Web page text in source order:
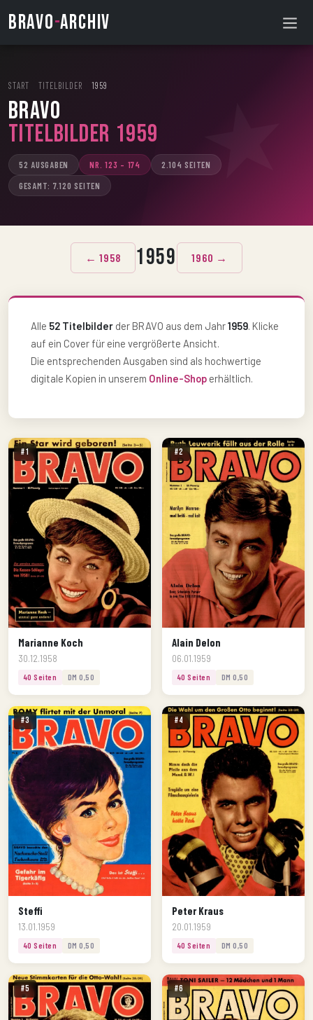
BRAVO-ARCHIV
START TITELBILDER 1959
BRAVO
Titelbilder 1959
52 AUSGABEN NR. 123 – 174 2.104 SEITEN
GESAMT: 7.120 SEITEN
← 1958 1959 1960 →
Alle 52 Titelbilder der BRAVO aus dem Jahr1959. Klicke
auf ein Cover für eine vergrößerte Ansicht.
Die entsprechenden Ausgaben sind als hochwertige
digitale Kopien in unserem Online-Shop erhältlich.
#1
Marianne Koch
30.12.1958
40 Seiten DM 0,50
#2
Alain Delon
06.01.1959
40 Seiten DM 0,50
#3
Steffi
13.01.1959
40 Seiten DM 0,50
#4
Peter Kraus
20.01.1959
40 Seiten DM 0,50
#5 #6